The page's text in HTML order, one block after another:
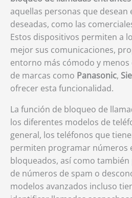
aquellas personas que desean
deseadas, como las
Estos dispositivos permiten a
mejor sus comunicaciones,
entorno más cómodo y
de marcas como Panasonic,
ofrecer esta funcionalidad.
La función de bloqueo de
los diferentes modelos de
general, los teléfonos que
permiten programar números
bloqueados, así como
de números de spam o
modelos avanzados incluso